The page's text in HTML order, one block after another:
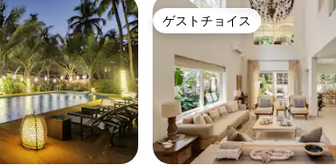
ゲストチョイス
ゲストチョイス